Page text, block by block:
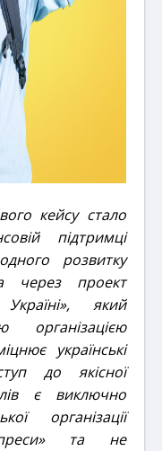
кейсу стало
підтримці
розвитку
через проект
який
організацією
українські
до якісної
є виключно
організації
» та не